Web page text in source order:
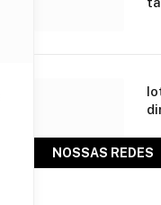
NOSSAS REDES